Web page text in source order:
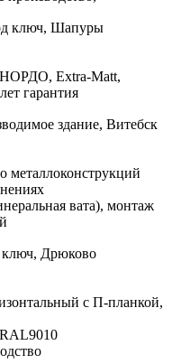
НОРДО, Extra-Matt,
гарантия
металлоконструкций
вата), монтаж
с П-планкой,